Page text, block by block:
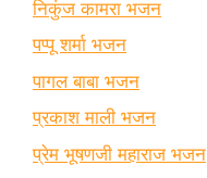
निकुंज कामरा भजन
पप्पू शर्मा भजन
पागल बाबा भजन
प्रकाश माली भजन
प्रेम भूषणजी महाराज भजन